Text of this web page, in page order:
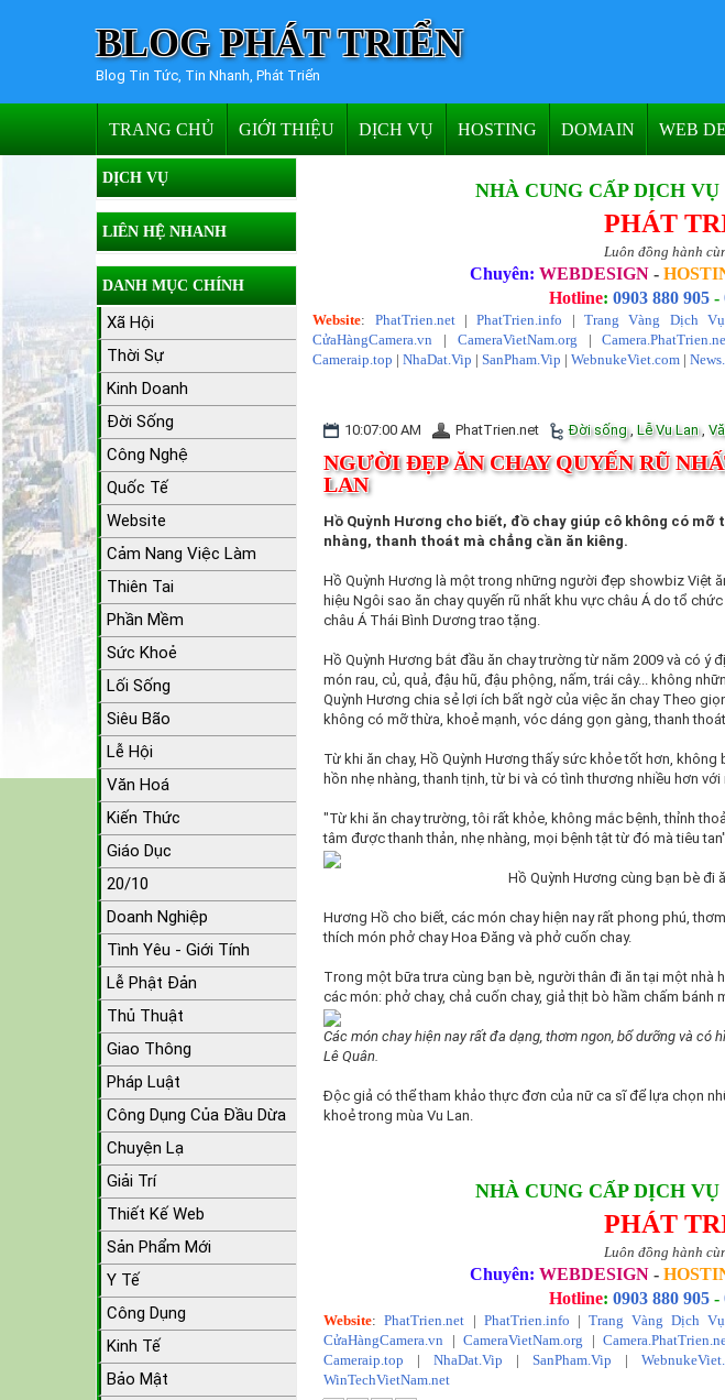
BLOG PHÁT TRIỂN
Blog Tin Tức, Tin Nhanh, Phát Triển
TRANG CHỦ GIỚI THIỆU DỊCH VỤ HOSTING DOMAIN WEB
NHÀ CUNG CẤP DỊCH
PHÁT
Luôn đồng hành
Chuyên: WEBDESIGN -
Hotline:0903 880 905 -
Website: PhatTrien.net|PhatTrien.info |Trang Vàng Dịch Vụ
CửaHàngCamera.vn | CameraVietNam.org |
Cameraip.top |NhaDat.Vip |SanPham.Vip |WebnukeViet.com |
10:07:00 AM PhatTrien.net Đời sống,Lễ Vu Lan,
NGƯỜI ĐẸP ĂN CHAY QUYẾN RŨ
LAN
Hồ Quỳnh Hương cho biết, đồ chay giúp cô không có
nhàng, thanh thoát mà chẳng cần ăn kiêng.
Hồ Quỳnh Hương là một trong những người đẹp showbiz Việt
hiệu Ngôi sao ăn chay quyến rũ nhất khu vực châu Á do tổ
châu Á Thái Bình Dương trao tặng.
Hồ Quỳnh Hương bắt đầu ăn chay trường từ năm 2009 và có ý
món rau, củ, quả, đậu hũ, đậu phộng, nấm, trái cây... không
Quỳnh Hương chia sẻ lợi ích bất ngờ của việc ăn chay Theo
không có mỡ thừa, khoẻ mạnh, vóc dáng gọn gàng, thanh
Từ khi ăn chay, Hồ Quỳnh Hương thấy sức khỏe tốt hơn,
hồn nhẹ nhàng, thanh tịnh, từ bi và có tình thương nhiều hơn
"Từ khi ăn chay trường, tôi rất khỏe, không mắc bệnh, thỉnh
tâm được thanh thản, nhẹ nhàng, mọi bệnh tật từ đó mà tiêu
Hồ Quỳnh Hương cùng bạn bè đi
Hương Hồ cho biết, các món chay hiện nay rất phong phú,
thích món phở chay Hoa Đăng và phở cuốn chay.
Trong một bữa trưa cùng bạn bè, người thân đi ăn tại một nhà
các món: phở chay, chả cuốn chay, giả thịt bò hầm chấm bánh
Các món chay hiện nay rất đa dạng, thơm ngon, bổ dưỡng và có
Lê Quân.
Độc giả có thể tham khảo thực đơn của nữ ca sĩ để lựa chọn
khoẻ trong mùa Vu Lan.
NHÀ CUNG CẤP DỊCH
PHÁT
Luôn đồng hành
Chuyên: WEBDESIGN -
Hotline:0903 880 905 -
Website:PhatTrien.net | PhatTrien.info | Trang Vàng Dịch Vụ
CửaHàngCamera.vn |CameraVietNam.org |
Cameraip.top |NhaDat.Vip |SanPham.Vip |
WinTechVietNam.net
DỊCH VỤ
LIÊN HỆ NHANH
DANH MỤC CHÍNH
Xã Hội
Thời Sự
Kinh Doanh
Đời Sống
Công Nghệ
Quốc Tế
Website
Cảm Nang Việc Làm
Thiên Tai
Phần Mềm
Sức Khoẻ
Lối Sống
Siêu Bão
Lễ Hội
Văn Hoá
Kiến Thức
Giáo Dục
20/10
Doanh Nghiệp
Tình Yêu - Giới Tính
Lễ Phật Đản
Thủ Thuật
Giao Thông
Pháp Luật
Công Dụng Của Đầu Dừa
Chuyện Lạ
Giải Trí
Thiết Kế Web
Sản Phẩm Mới
Y Tế
Công Dụng
Kinh Tế
Bảo Mật